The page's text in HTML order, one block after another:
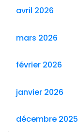
avril 2026
mars 2026
février 2026
janvier 2026
décembre 2025